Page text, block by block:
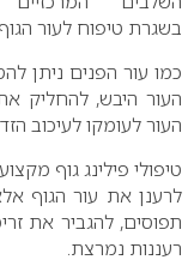
בשגרת טיפוח לעור
כמו עור הפנים ניתן
העור היבש, להחליק
העור לעומקו לעיכוב
טיפולי פילינג גוף
לרענן את עור הגוף
תפוסים, להגביר את
רעננות נמרצת.